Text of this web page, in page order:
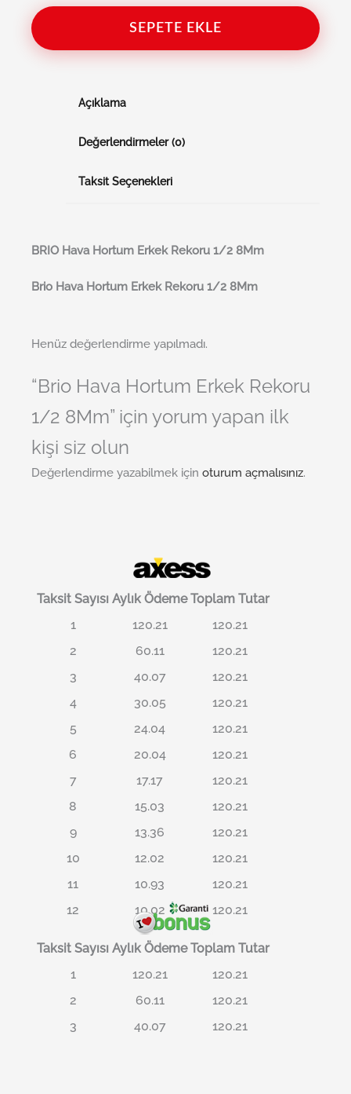
SEPETE EKLE
Açıklama
Değerlendirmeler (0)
Taksit Seçenekleri
BRIO Hava Hortum Erkek Rekoru 1/2 8Mm
Brio Hava Hortum Erkek Rekoru 1/2 8Mm
Henüz değerlendirme yapılmadı.
“Brio Hava Hortum Erkek Rekoru
1/2 8Mm” için yorum yapan ilk
kişi siz olun
Değerlendirme yazabilmek için oturum açmalısınız.
Taksit Sayısı Aylık Ödeme Toplam Tutar
1
120.21
120.21
2
60.11
120.21
3
40.07
120.21
4
30.05
120.21
5
24.04
120.21
6
20.04
120.21
7
17.17
120.21
8
15.03
120.21
9
13.36
120.21
10
12.02
120.21
11
10.93
120.21
12
10.02 120.21
Taksit Sayısı Aylık Ödeme Toplam Tutar
1
120.21
120.21
2
60.11
120.21
3
40.07 120.21